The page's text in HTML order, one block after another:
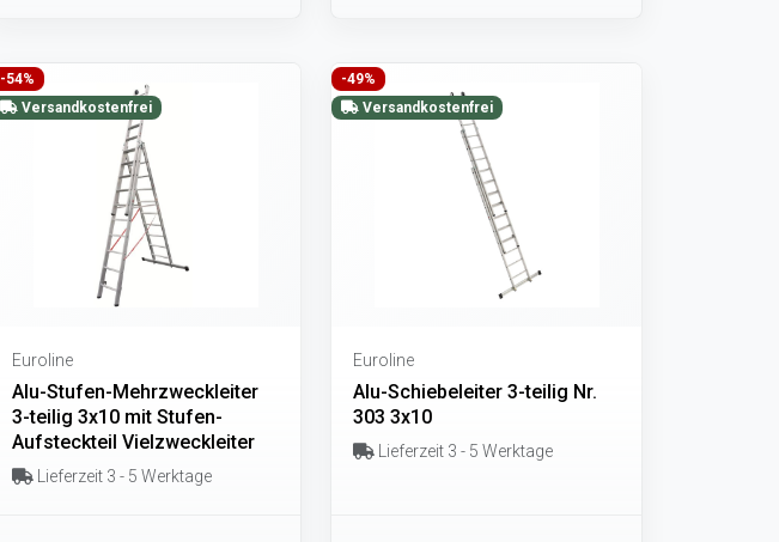
-54%
Versandkostenfrei
Euroline
Alu-Stufen-Mehrzweckleiter
3-teilig 3x10 mit Stufen-
Aufsteckteil Vielzweckleiter
Lieferzeit 3 - 5 Werktage
-49%
Versandkostenfrei
Euroline
Alu-Schiebeleiter 3-teilig Nr.
303 3x10
Lieferzeit 3 - 5 Werktage